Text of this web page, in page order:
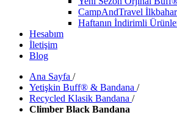
CampAndTravel
Haftanın İndirimli
Hesabım
İletişim
Blog
Ana Sayfa /
Yetişkin Buff® & Bandana /
Recycled Klasik Bandana /
Climber Black Bandana